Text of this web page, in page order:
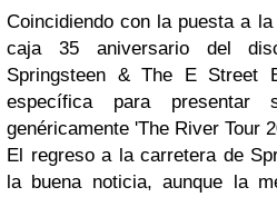
Coincidiendo con la puesta a
caja 35 aniversario del
Springsteen & The E Street
específica para presentar
genéricamente 'The River Tour
El regreso a la carretera de
la buena noticia, aunque la